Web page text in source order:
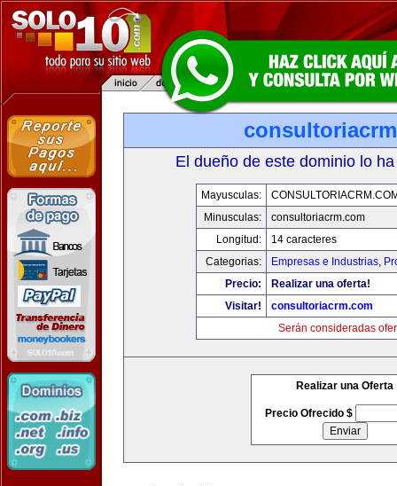
El dueño de este dominio lo
Mayusculas:
Minusculas:
consultoriacrm.com
Longitud:
14 caracteres
Categorias:
Empresas e Industrias,
Precio:
Realizar una oferta!
Visitar!
consultoriacrm.com
Serán consideradas
Realizar una Oferta
Precio Ofrecido $